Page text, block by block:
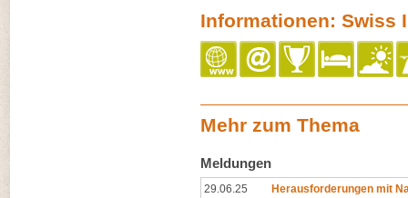
Informationen: Swiss
Mehr zum Thema
Meldungen
29.06.25 Herausforderungen mit